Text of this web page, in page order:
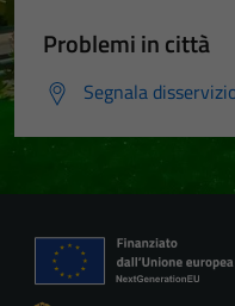
Problemi in città
Segnala